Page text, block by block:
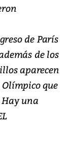
de París
de los
aparecen
que
Hay una